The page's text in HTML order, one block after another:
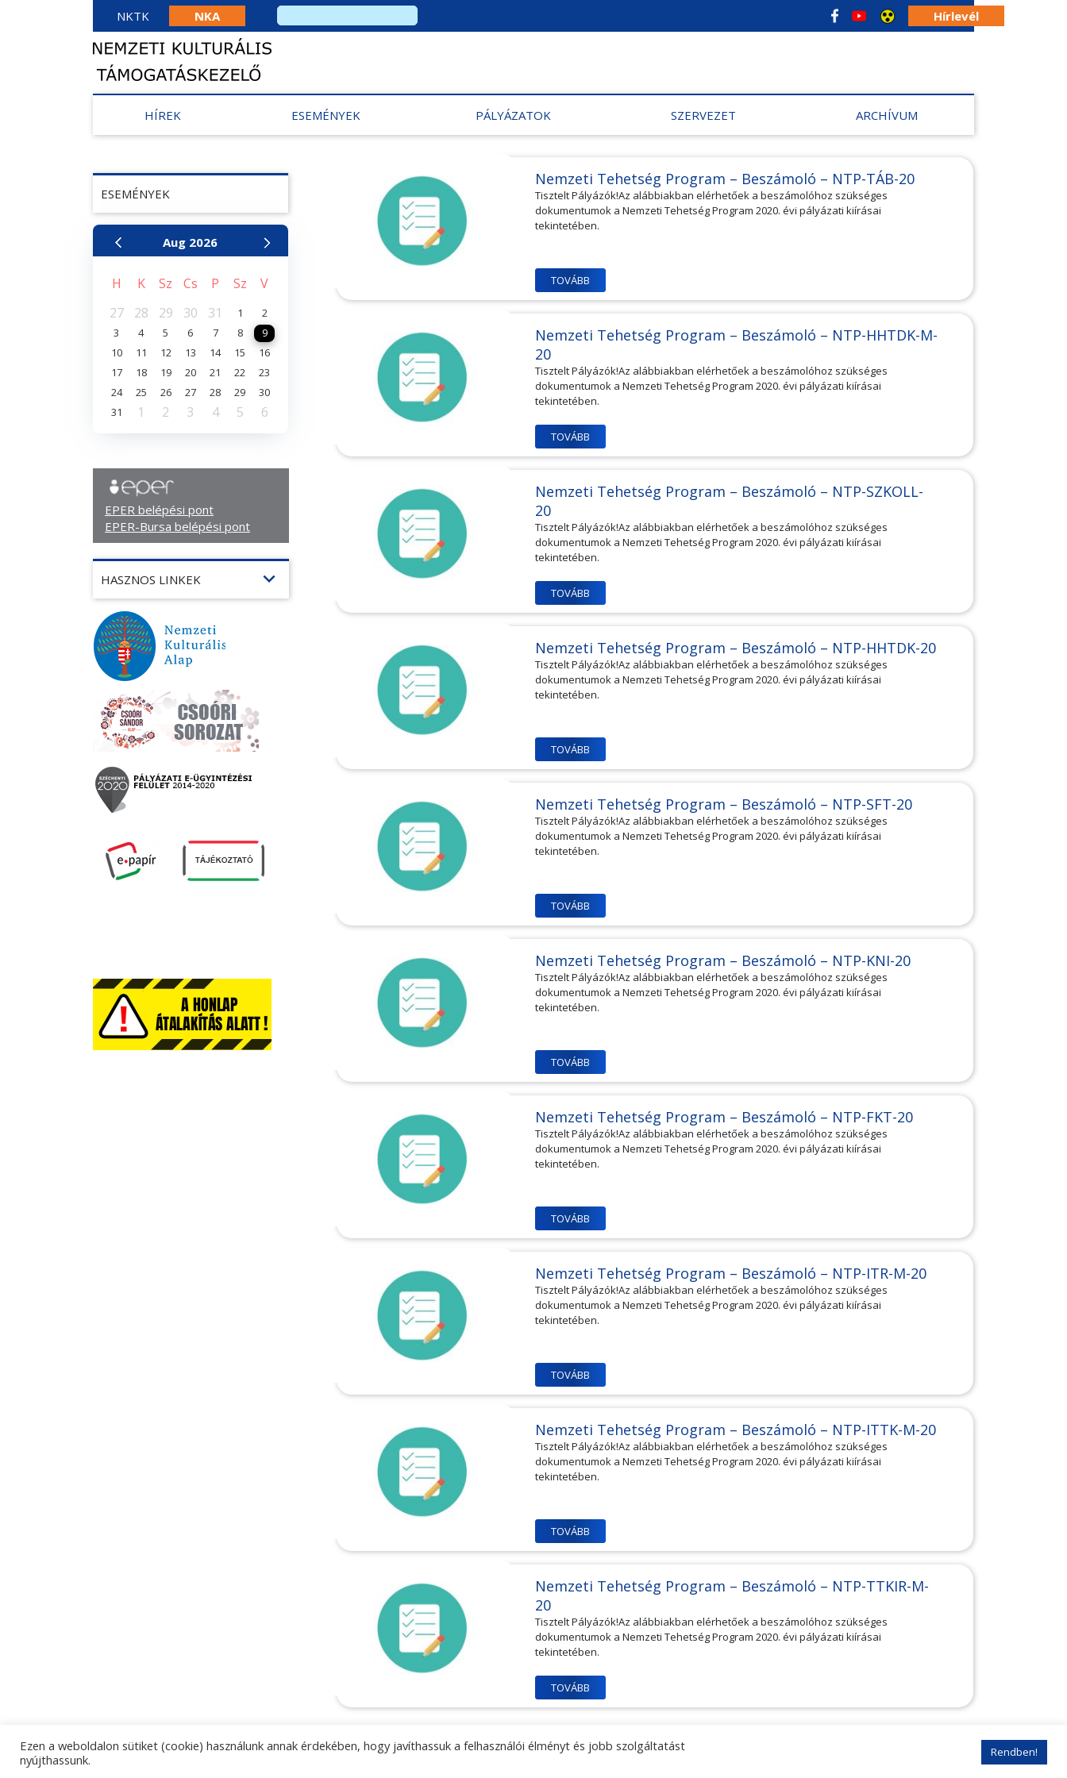
NKTK NKA Hírlevél
HÍREK ESEMÉNYEK PÁLYÁZATOK SZERVEZET ARCHÍVUM
ESEMÉNYEK
Aug 2026
H K Sz Cs P Sz
V
27
28 29 30 31 1
2
3
4 5 6 7 8
9
10
11 12 13 14 15
16
17
18 19 20 21 22
23
24
25 26 27 28 29
30
31
1 2 3 4 5 6
EPER belépési pont
EPER-Bursa belépési pont
HASZNOS LINKEK expand_more
Nemzeti Tehetség Program – Beszámoló – NTP-TÁB-20
Tisztelt Pályázók!Az alábbiakban elérhetőek a beszámolóhoz szükséges
dokumentumok a Nemzeti Tehetség Program 2020. évi pályázati kiírásai
tekintetében.
TOVÁBB
Nemzeti Tehetség Program – Beszámoló – NTP-HHTDK-M-
20
Tisztelt Pályázók!Az alábbiakban elérhetőek a beszámolóhoz szükséges
dokumentumok a Nemzeti Tehetség Program 2020. évi pályázati kiírásai
tekintetében.
TOVÁBB
Nemzeti Tehetség Program – Beszámoló – NTP-SZKOLL-
20
Tisztelt Pályázók!Az alábbiakban elérhetőek a beszámolóhoz szükséges
dokumentumok a Nemzeti Tehetség Program 2020. évi pályázati kiírásai
tekintetében.
TOVÁBB
Nemzeti Tehetség Program – Beszámoló – NTP-HHTDK-20
Tisztelt Pályázók!Az alábbiakban elérhetőek a beszámolóhoz szükséges
dokumentumok a Nemzeti Tehetség Program 2020. évi pályázati kiírásai
tekintetében.
TOVÁBB
Nemzeti Tehetség Program – Beszámoló – NTP-SFT-20
Tisztelt Pályázók!Az alábbiakban elérhetőek a beszámolóhoz szükséges
dokumentumok a Nemzeti Tehetség Program 2020. évi pályázati kiírásai
tekintetében.
TOVÁBB
Nemzeti Tehetség Program – Beszámoló – NTP-KNI-20
Tisztelt Pályázók!Az alábbiakban elérhetőek a beszámolóhoz szükséges
dokumentumok a Nemzeti Tehetség Program 2020. évi pályázati kiírásai
tekintetében.
TOVÁBB
Nemzeti Tehetség Program – Beszámoló – NTP-FKT-20
Tisztelt Pályázók!Az alábbiakban elérhetőek a beszámolóhoz szükséges
dokumentumok a Nemzeti Tehetség Program 2020. évi pályázati kiírásai
tekintetében.
TOVÁBB
Nemzeti Tehetség Program – Beszámoló – NTP-ITR-M-20
Tisztelt Pályázók!Az alábbiakban elérhetőek a beszámolóhoz szükséges
dokumentumok a Nemzeti Tehetség Program 2020. évi pályázati kiírásai
tekintetében.
TOVÁBB
Nemzeti Tehetség Program – Beszámoló – NTP-ITTK-M-20
Tisztelt Pályázók!Az alábbiakban elérhetőek a beszámolóhoz szükséges
dokumentumok a Nemzeti Tehetség Program 2020. évi pályázati kiírásai
tekintetében.
TOVÁBB
Nemzeti Tehetség Program – Beszámoló – NTP-TTKIR-M-
20
Tisztelt Pályázók!Az alábbiakban elérhetőek a beszámolóhoz szükséges
dokumentumok a Nemzeti Tehetség Program 2020. évi pályázati kiírásai
tekintetében.
TOVÁBB
2 3 4 5 6 7 8 10 11 12
Ezen a weboldalon sütiket (cookie) használunk annak érdekében, hogy javíthassuk a felhasználói élményt és jobb szolgáltatást
nyújthassunk.
Rendben!